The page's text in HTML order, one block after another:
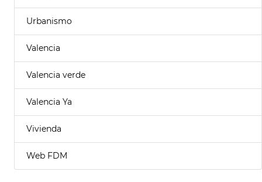
Urbanismo
Valencia
Valencia verde
Valencia Ya
Vivienda
Web FDM